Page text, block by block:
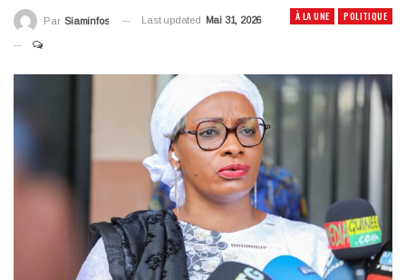
À LA UNE POLITIQUE
Par Siaminfos Last updated Mai 31, 2026